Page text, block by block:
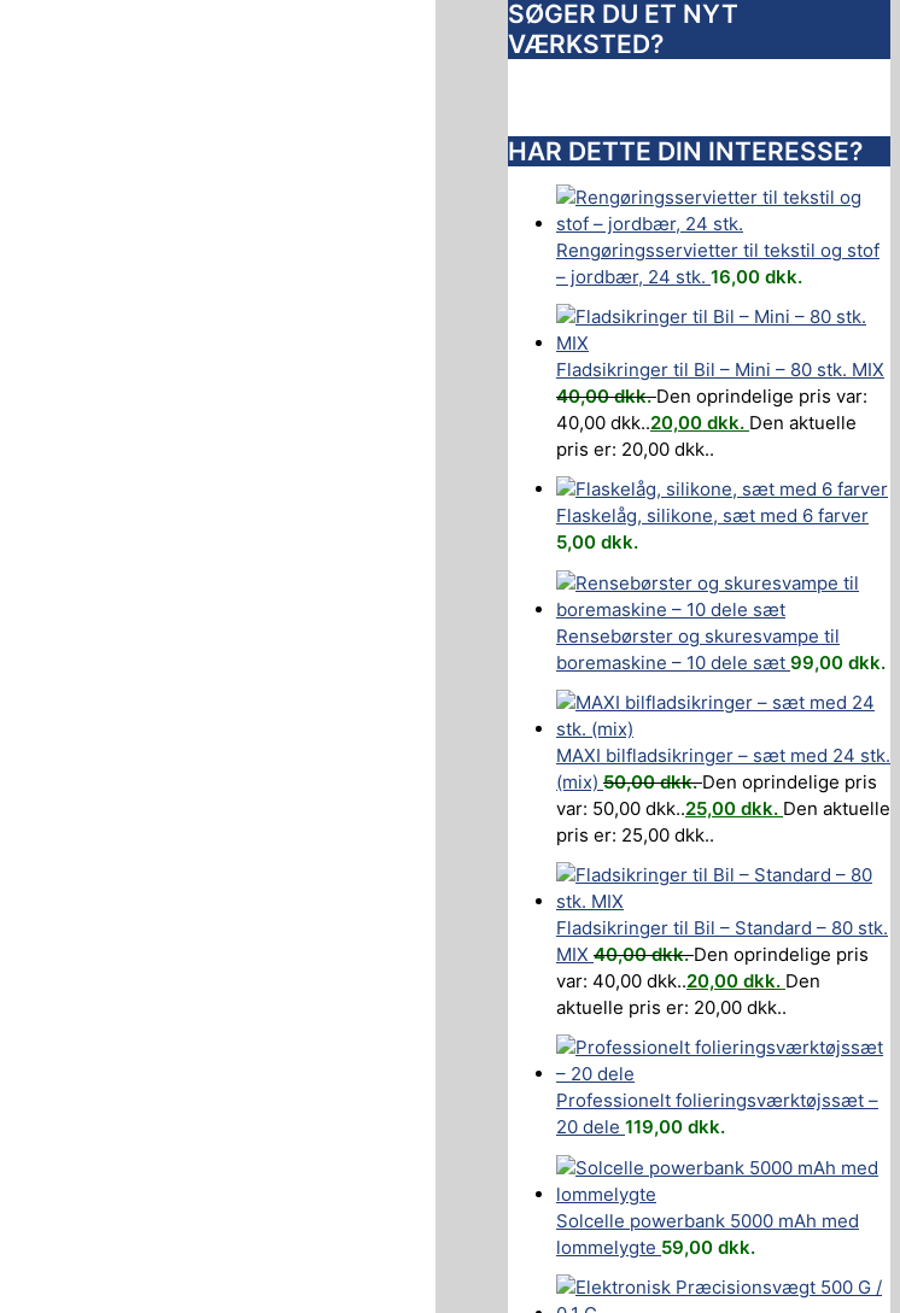
SØGER DU ET NYT
VÆRKSTED?
HAR DETTE DIN INTERESSE?
Rengøringsservietter til tekstil og stof
– jordbær, 24 stk. 16,00 dkk.
Fladsikringer til Bil – Mini – 80 stk. MIX
40,00dkk.Den oprindelige pris var:
40,00 dkk..20,00 dkk. Den aktuelle
pris er: 20,00 dkk..
Flaskelåg, silikone, sæt med 6 farver
5,00 dkk.
Rensebørster og skuresvampe til
boremaskine – 10 dele sæt 99,00 dkk.
MAXI bilfladsikringer – sæt med 24 stk.
(mix) 50,00dkk.Den oprindelige pris
var: 50,00 dkk..25,00 dkk. Den aktuelle
pris er: 25,00 dkk..
Fladsikringer til Bil – Standard – 80 stk.
MIX 40,00dkk.Den oprindelige pris
var: 40,00 dkk..20,00 dkk. Den
aktuelle pris er: 20,00 dkk..
Professionelt folieringsværktøjssæt –
20 dele 119,00 dkk.
Solcelle powerbank 5000 mAh med
lommelygte 59,00 dkk.